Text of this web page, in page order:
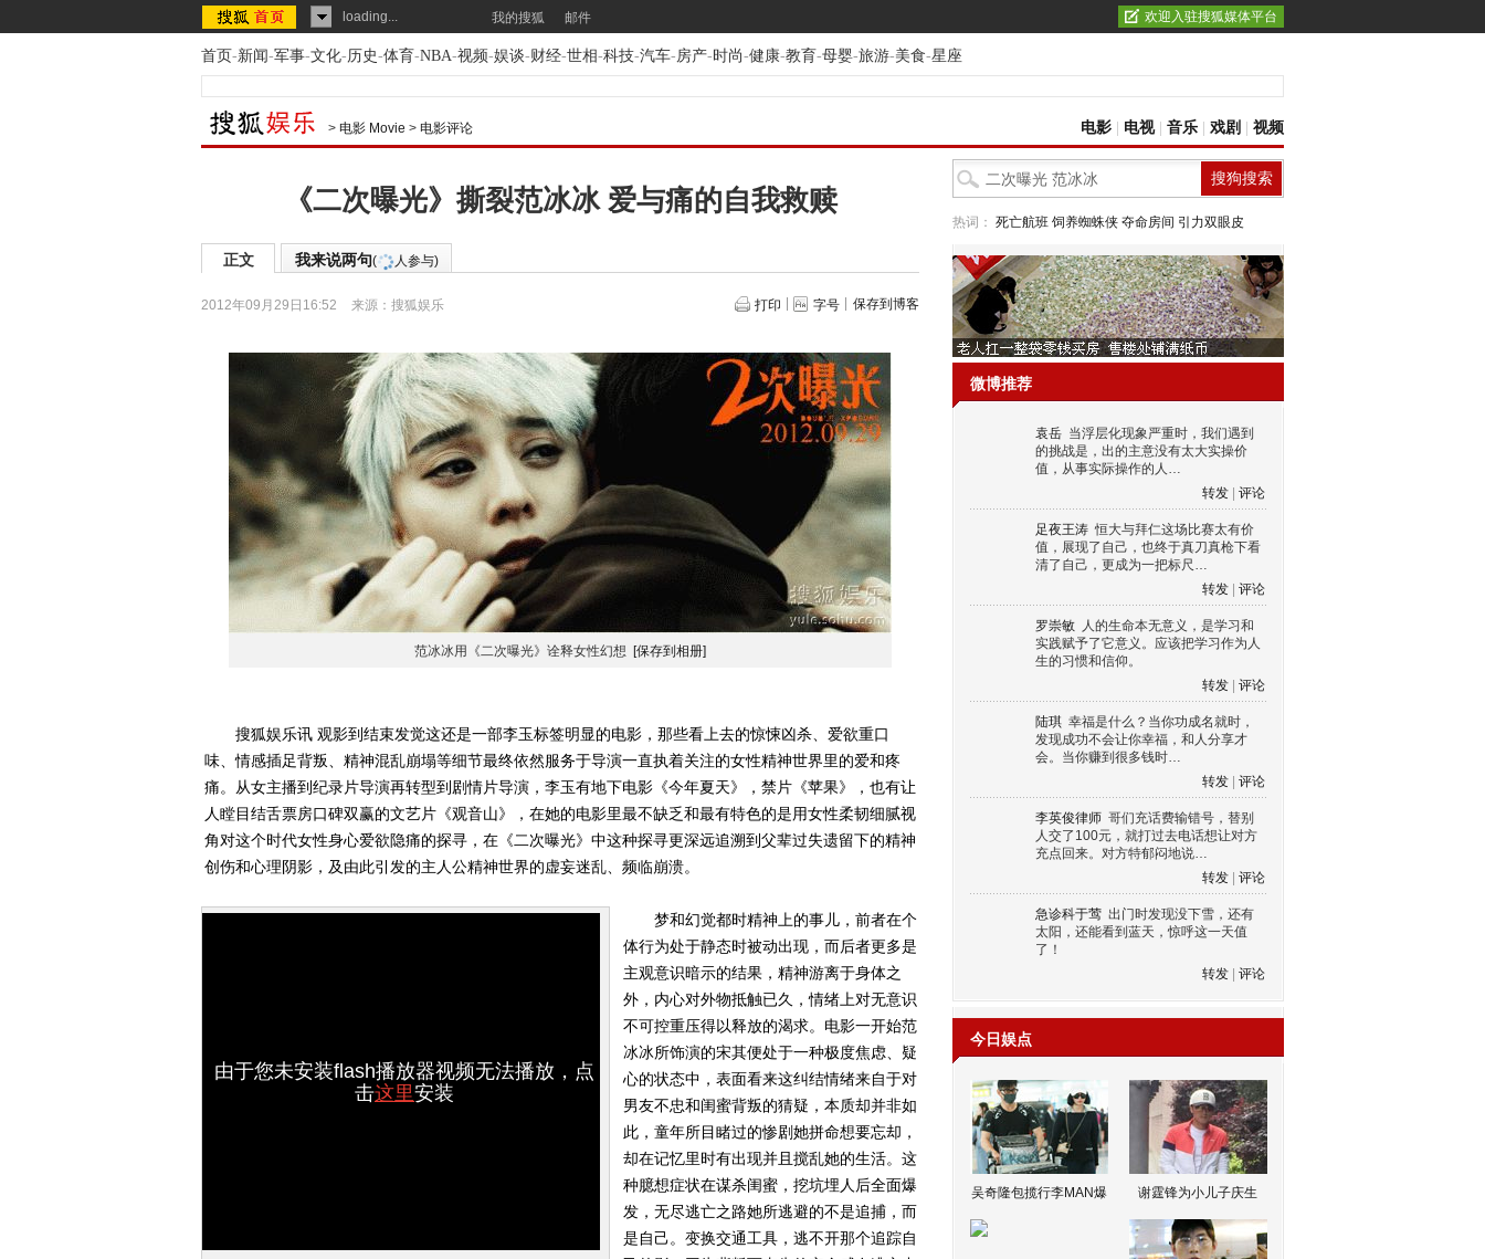
loading... 我的搜狐 邮件 欢迎入驻搜狐媒体平台
首页-新闻-军事-文化-历史-体育-NBA-视频-娱谈-财经-世相-科技-汽车-房产-时尚-健康-教育-母婴-旅游-美食-星座
> 电影 Movie > 电影评论 电影 电视| 音乐 戏剧 视频
《二次曝光》撕裂范冰冰 爱与痛的自我救赎
正文 我来说两句( 人参与)
2012年09月29日16:52 来源： 搜狐娱乐 打印 字号 保存到博客
范冰冰用《二次曝光》诠释女性幻想 [保存到相册]
搜狐娱乐讯 观影到结束发觉这还是一部李玉标签明显的电影，那些看上去的惊悚凶杀、爱欲重口
味、情感插足背叛、精神混乱崩塌等细节最终依然服务于导演一直执着关注的女性精神世界里的爱和疼
痛。从女主播到纪录片导演再转型到剧情片导演，李玉有地下电影《今年夏天》，禁片《苹果》，也有让
人瞠目结舌票房口碑双赢的文艺片《观音山》，在她的电影里最不缺乏和最有特色的是用女性柔韧细腻视
角对这个时代女性身心爱欲隐痛的探寻，在《二次曝光》中这种探寻更深远追溯到父辈过失遗留下的精神
创伤和心理阴影，及由此引发的主人公精神世界的虚妄迷乱、频临崩溃。
由于您未安装flash播放器视频无法播放，点
击这里安装
梦和幻觉都时精神上的事儿，前者在个
体行为处于静态时被动出现，而后者更多是
主观意识暗示的结果，精神游离于身体之
外，内心对外物抵触已久，情绪上对无意识
不可控重压得以释放的渴求。电影一开始范
冰冰所饰演的宋其便处于一种极度焦虑、疑
心的状态中，表面看来这纠结情绪来自于对
男友不忠和闺蜜背叛的猜疑，本质却并非如
此，童年所目睹过的惨剧她拼命想要忘却，
却在记忆里时有出现并且搅乱她的生活。这
种臆想症状在谋杀闺蜜，挖坑埋人后全面爆
发，无尽逃亡之路她所逃避的不是追捕，而
是自己。变换交通工具，逃不开那个追踪自
热词： 死亡航班 饲养蜘蛛侠 夺命房间 引力双眼皮
微博推荐
袁岳 当浮层化现象严重时，我们遇到
的挑战是，出的主意没有太大实操价
值，从事实际操作的人…
转发
评论
足夜王涛 恒大与拜仁这场比赛太有价
值，展现了自己，也终于真刀真枪下看
清了自己，更成为一把标尺…
转发
评论
罗崇敏 人的生命本无意义，是学习和
实践赋予了它意义。应该把学习作为人
生的习惯和信仰。
转发
评论
陆琪 幸福是什么？当你功成名就时，
发现成功不会让你幸福，和人分享才
会。当你赚到很多钱时…
转发
评论
李英俊律师 哥们充话费输错号，替别
人交了100元，就打过去电话想让对方
充点回来。对方特郁闷地说…
转发
评论
急诊科于莺 出门时发现没下雪，还有
太阳，还能看到蓝天，惊呼这一天值
了！
转发
评论
今日娱点
吴奇隆包揽行李MAN爆 谢霆锋为小儿子庆生